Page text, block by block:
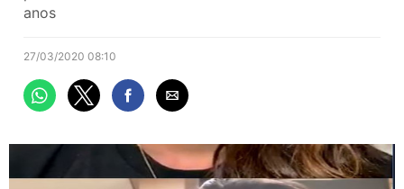
anos
27/03/2020 08:10